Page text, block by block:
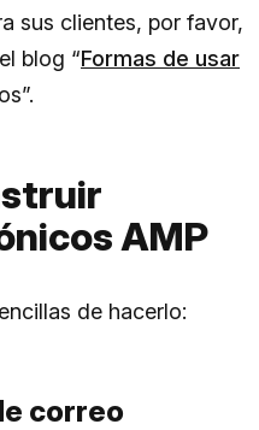
sus clientes, por favor,
blog “Formas de usar
AMP
de hacerlo:
correo